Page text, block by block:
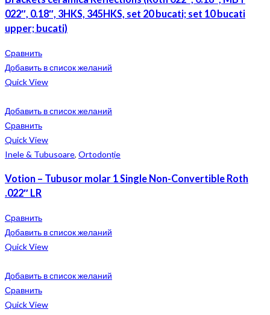
022″, 0.18″, 3HKS, 345HKS, set 20 bucati; set 10 bucati
upper; bucati)
Сравнить
Добавить в список желаний
Quick View
Добавить в список желаний
Сравнить
Quick View
Inele & Tubusoare, Ortodonție
Votion – Tubusor molar 1 Single Non-Convertible Roth
.022″ LR
Сравнить
Добавить в список желаний
Quick View
Добавить в список желаний
Сравнить
Quick View